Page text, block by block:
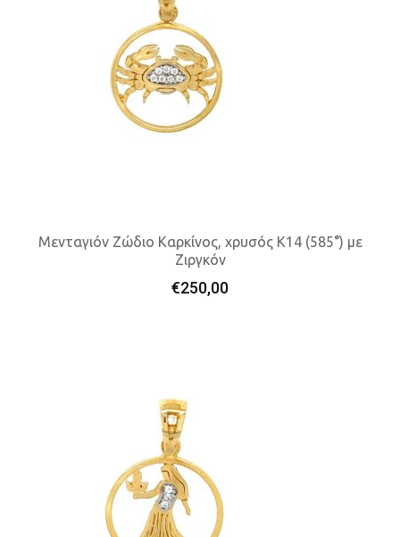
Προσθήκη Στο Καλάθι
Μενταγιόν Ζώδιο Καρκίνος, χρυσός K14 (585°) με
Ζιργκόν
€250,00